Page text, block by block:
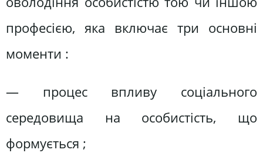
професією, яка включає три основні
моменти :
— процес впливу соціального
середовища на особистість, що
формується ;